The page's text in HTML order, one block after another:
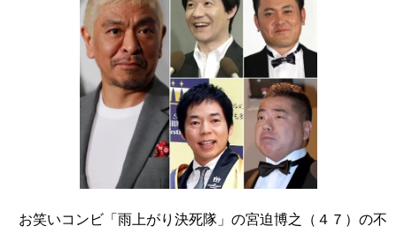
お笑いコンビ「雨上がり決死隊」の宮迫博之（４７）の不